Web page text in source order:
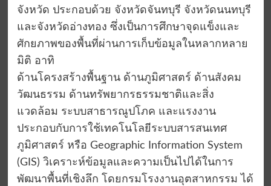
จังหวัด ประกอบด้วย จังหวัดจันทบุรี จังหวัดนนทบุรี
และจังหวัดอ่างทอง ซึ่งเป็นการศึกษาจุดแข็งและ
ศักยภาพของพื้นที่ผ่านการเก็บข้อมูลในหลากหลาย
มิติ อาทิ
ด้านโครงสร้างพื้นฐาน ด้านภูมิศาสตร์ ด้านสังคม
วัฒนธรรม ด้านทรัพยากรธรรมชาติและสิ่ง
แวดล้อม ระบบสาธารณูปโภค และแรงงาน
ประกอบกับการใช้เทคโนโลยีระบบสารสนเทศ
ภูมิศาสตร์ หรือ Geographic Information System
(GIS) วิเคราะห์ข้อมูลและความเป็นไปได้ในการ
พัฒนาพื้นที่เชิงลึก โดยกรมโรงงานอุตสาหกรรม ได้